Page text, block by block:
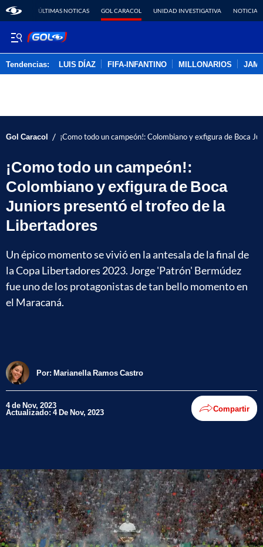
ÚLTIMAS NOTICAS GOL CARACOL UNIDAD INVESTIGATIVA NOTICIAS
Tendencias: LUIS DÍAZ FIFA-INFANTINO MILLONARIOS
Gol Caracol / ¡Como todo un campeón!: Colombiano y exfigura de Boca
¡Como todo un campeón!:
Colombiano y exfigura de Boca
Juniors presentó el trofeo de la
Libertadores
Un épico momento se vivió en la antesala de la final de
la Copa Libertadores 2023. Jorge 'Patrón' Bermúdez
fue uno de los protagonistas de tan bello momento en
el Maracaná.
Por: Marianella Ramos Castro
4 de Nov, 2023
Actualizado: 4 De Nov, 2023 Compartir